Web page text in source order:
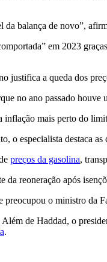
da balança de novo”,
em 2023
justifica a queda dos
no ano passado houve
inflação mais perto do
o especialista destaca as
preços da gasolina,
da reoneração após
o ministro da
Além de Haddad, o
.